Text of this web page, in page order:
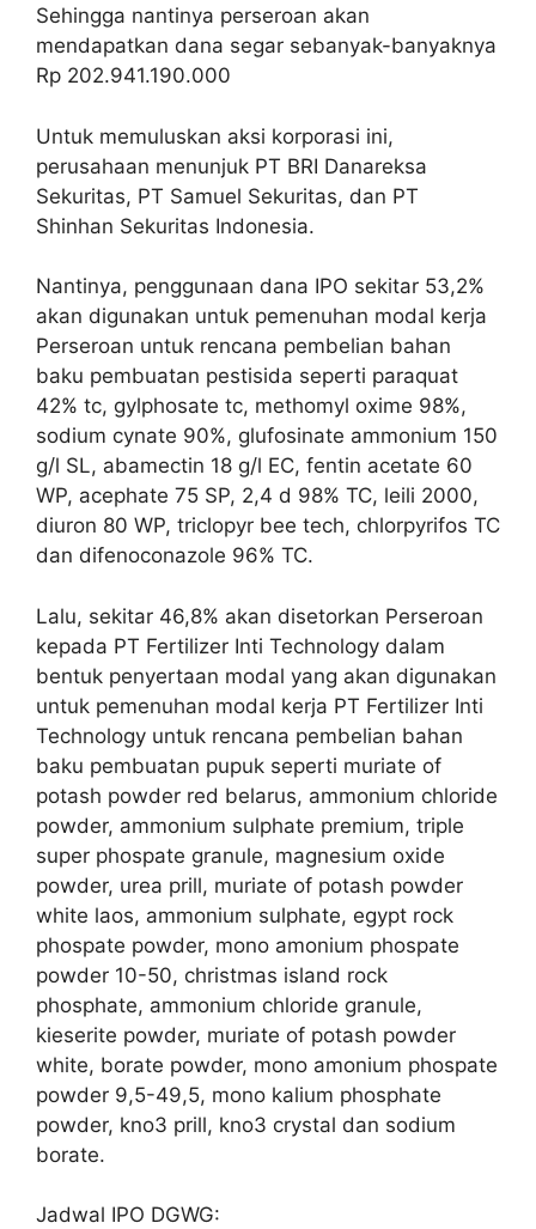
Sehingga nantinya perseroan akan
mendapatkan dana segar sebanyak-banyaknya
Rp 202.941.190.000
Untuk memuluskan aksi korporasi ini,
perusahaan menunjuk PT BRI Danareksa
Sekuritas, PT Samuel Sekuritas, dan PT
Shinhan Sekuritas Indonesia.
Nantinya, penggunaan dana IPO sekitar 53,2%
akan digunakan untuk pemenuhan modal kerja
Perseroan untuk rencana pembelian bahan
baku pembuatan pestisida seperti paraquat
42% tc, gylphosate tc, methomyl oxime 98%,
sodium cynate 90%, glufosinate ammonium 150
g/l SL, abamectin 18 g/l EC, fentin acetate 60
WP, acephate 75 SP, 2,4 d 98% TC, leili 2000,
diuron 80 WP, triclopyr bee tech, chlorpyrifos TC
dan difenoconazole 96% TC.
Lalu, sekitar 46,8% akan disetorkan Perseroan
kepada PT Fertilizer Inti Technology dalam
bentuk penyertaan modal yang akan digunakan
untuk pemenuhan modal kerja PT Fertilizer Inti
Technology untuk rencana pembelian bahan
baku pembuatan pupuk seperti muriate of
potash powder red belarus, ammonium chloride
powder, ammonium sulphate premium, triple
super phospate granule, magnesium oxide
powder, urea prill, muriate of potash powder
white laos, ammonium sulphate, egypt rock
phospate powder, mono amonium phospate
powder 10-50, christmas island rock
phosphate, ammonium chloride granule,
kieserite powder, muriate of potash powder
white, borate powder, mono amonium phospate
powder 9,5-49,5, mono kalium phosphate
powder, kno3 prill, kno3 crystal dan sodium
borate.
Jadwal IPO DGWG: